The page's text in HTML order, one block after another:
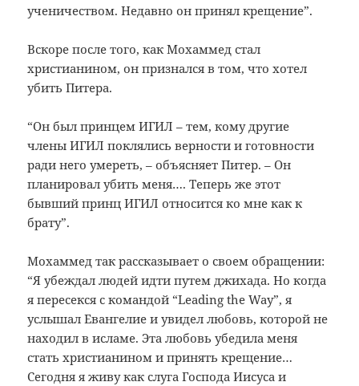
ученичеством. Недавно он принял крещение”.
Вскоре после того, как Мохаммед стал
христианином, он признался в том, что хотел
убить Питера.
“Он был принцем ИГИЛ – тем, кому другие
члены ИГИЛ поклялись верности и готовности
ради него умереть, – объясняет Питер. – Он
планировал убить меня…. Теперь же этот
бывший принц ИГИЛ относится ко мне как к
брату”.
Мохаммед так рассказывает о своем обращении:
“Я убеждал людей идти путем джихада. Но когда
я пересекся с командой “Leading the Way”, я
услышал Евангелие и увидел любовь, которой не
находил в исламе. Эта любовь убедила меня
стать христианином и принять крещение…
Сегодня я живу как слуга Господа Иисуса и